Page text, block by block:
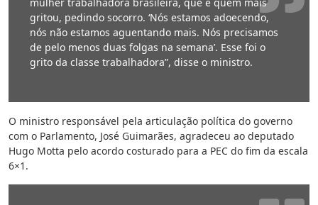
gritou, pedindo socorro. ‘Nós estamos adoecendo,
nós não estamos aguentando mais. Nós precisamos
de pelo menos duas folgas na semana’. Esse foi o
grito da classe trabalhadora”, disse o ministro.
O ministro responsável pela articulação política do governo
com o Parlamento, José Guimarães, agradeceu ao deputado
Hugo Motta pelo acordo costurado para a PEC do fim da escala
6×1.